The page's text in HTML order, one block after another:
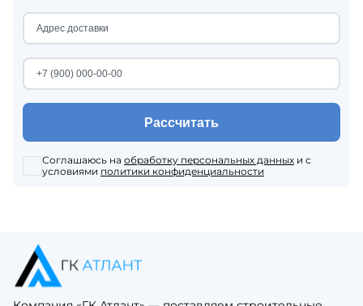
Рассчитать
Соглашаюсь на обработку персональных данных и с
условиями политики конфиденциальности